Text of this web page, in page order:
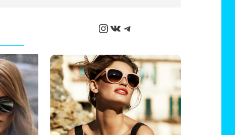
Instagram
ВКонтакте
Telegram